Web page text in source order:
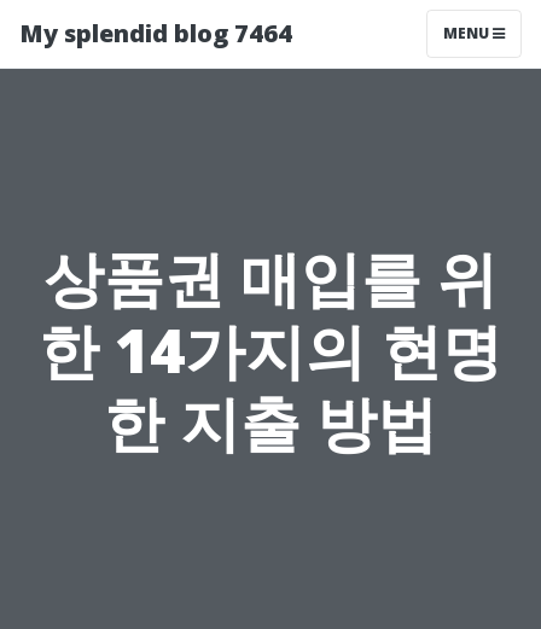
My splendid blog 7464 MENU
상품권 매입를 위
한 14가지의 현명
한 지출 방법